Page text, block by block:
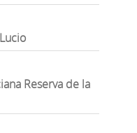
Reserva de la